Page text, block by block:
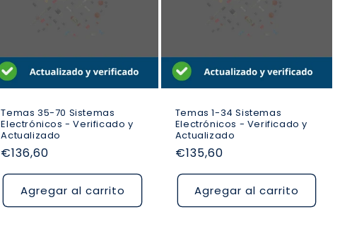
Temas 35-70 Sistemas
Electrónicos - Verificado y
Actualizado
Precio
habitual
€136,60
Agregar al carrito
Temas 1-34 Sistemas
Electrónicos - Verificado y
Actualizado
Precio
habitual
€135,60
Agregar al carrito